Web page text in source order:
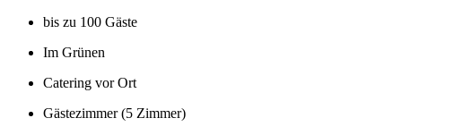
bis zu 100 Gäste
Im Grünen
Catering vor Ort
Gästezimmer (5 Zimmer)